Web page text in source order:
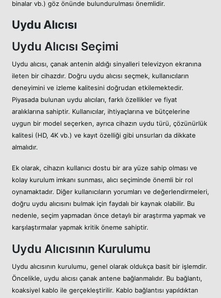
binalar vb.) göz önünde bulundurulması önemlidir.
Uydu Alıcısı
Uydu Alıcısı Seçimi
Uydu alıcısı, çanak antenin aldığı sinyalleri televizyon ekranına
ileten bir cihazdır. Doğru uydu alıcısı seçmek, kullanıcıların
deneyimini ve izleme kalitesini doğrudan etkilemektedir.
Piyasada bulunan uydu alıcıları, farklı özellikler ve fiyat
aralıklarına sahiptir. Kullanıcılar, ihtiyaçlarına ve bütçelerine
uygun bir model seçerken, ayrıca cihazın uydu türü, çözünürlük
kalitesi (HD, 4K vb.) ve kayıt özelliği gibi unsurları da dikkate
almalıdır.
Ek olarak, cihazın kullanıcı dostu bir ara yüze sahip olması ve
kolay kurulum imkanı sunması, alıcı seçiminde önemli bir rol
oynamaktadır. Diğer kullanıcıların yorumları ve değerlendirmeleri,
doğru uydu alıcısını bulmak için faydalı bir kaynak olabilir. Bu
nedenle, seçim yapmadan önce detaylı bir araştırma yapmak ve
karşılaştırmalar yapmak kritik öneme sahiptir.
Uydu Alıcısının Kurulumu
Uydu alıcısının kurulumu, genel olarak oldukça basit bir işlemdir.
Öncelikle, uydu alıcısı çanak antene bağlanmalıdır. Bu bağlantı,
koaksiyel kablo ile gerçekleştirilir. Kablo bağlantısı yapıldıktan